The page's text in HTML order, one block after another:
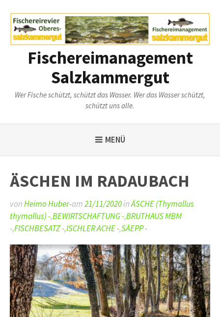
zum
Inhalt
Fischereimanagement
Salzkammergut
Wer Fische schützt, schützt das Wasser. Wer das Wasser schützt,
schützt uns alle.
MENÜ
ÄSCHEN IM RADAUBACH
vonHeimo Huber-am21/11/2020inÄSCHE (Thymallus
thymallus) -,BEWIRTSCHAFTUNG -,BRUTHAUS MBM
-,FISCHBESATZ -,ISCHLER ACHE -,SÄEPP -